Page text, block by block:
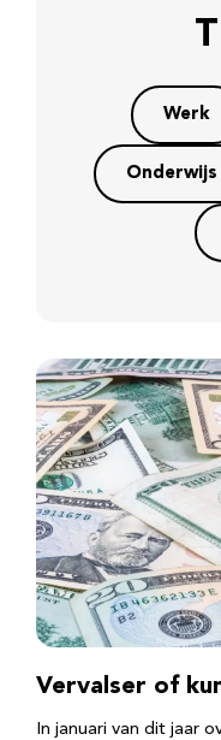
Werk
Onderwijs
Vervalser of
In januari van dit jaar